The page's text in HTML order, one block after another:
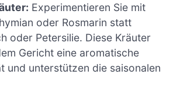
Experimentieren Sie mit
oder Rosmarin statt
oder Petersilie. Diese Kräuter
Gericht eine aromatische
und unterstützen die saisonalen